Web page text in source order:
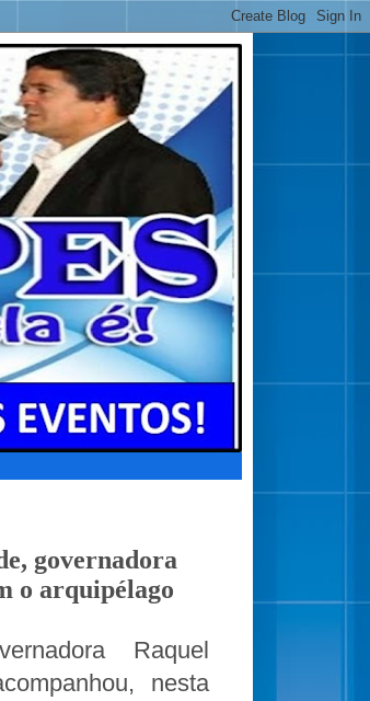
governadora
o arquipélago
Raquel
nesta